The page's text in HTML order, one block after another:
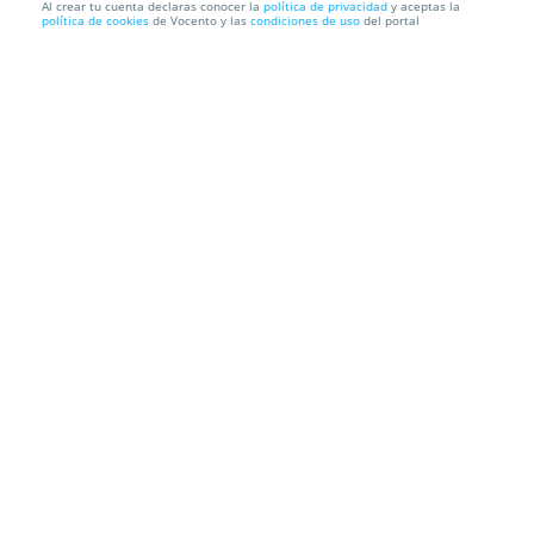
100 almohadillas de adiestramiento para perros y
Al crear tu cuenta declaras conocer la política de privacidad y aceptas la
política de cookies de Vocento y las condiciones de uso del portal